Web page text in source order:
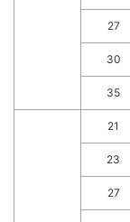
27
30
35
21
23
27